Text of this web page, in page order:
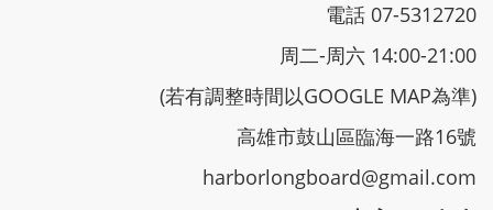
電話 07-5312720
周二-周六 14:00-21:00
(若有調整時間以GOOGLE MAP為準)
高雄市鼓山區臨海一路16號
harborlongboard@gmail.com